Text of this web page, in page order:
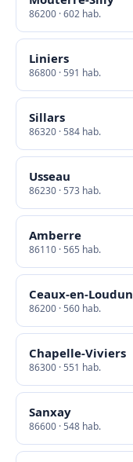
86200 · 602 hab.
Liniers
86800 · 591 hab.
Sillars
86320 · 584 hab.
Usseau
86230 · 573 hab.
Amberre
86110 · 565 hab.
Ceaux-en-Loudun
86200 · 560 hab.
Chapelle-Viviers
86300 · 551 hab.
Sanxay
86600 · 548 hab.